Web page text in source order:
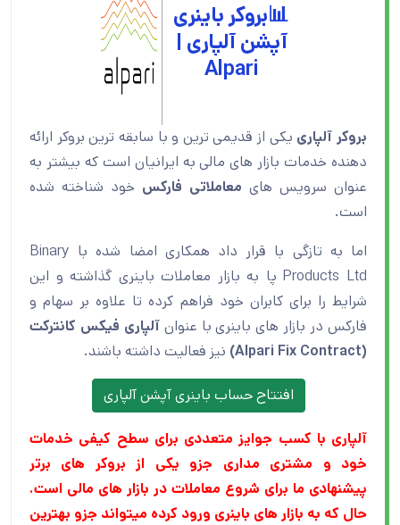
📊بروکر باینری
آپشن آلپاری |
Alpari
بروکر آلپاری یکی از قدیمی ترین و با سابقه ترین بروکر ارائه
دهنده خدمات بازار های مالی به ایرانیان است که بیشتر به
عنوان سرویس های معاملاتی فارکس خود شناخته شده
است.
اما به تازگی با قرار داد همکاری امضا شده با Binary
Products Ltd پا به بازار معاملات باینری گذاشته و این
شرایط را برای کابران خود فراهم کرده تا علاوه بر سهام و
فارکس در بازار های باینری با عنوانآلپاری فیکس کانترکت
(Alpari Fix Contract)
نیز فعالیت داشته باشند.
افتتاح حساب باینری آپشن آلپاری
آلپاری با کسب جوایز متعددی برای سطح کیفی خدمات
خود و مشتری مداری جزو یکی از بروکر های برتر
پیشنهادی ما برای شروع معاملات در بازار های مالی است.
حال که به بازار های باینری ورود کرده میتواند جزو بهترین